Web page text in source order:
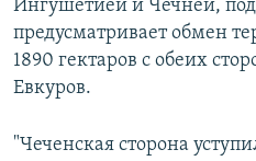
Ингушетией и Чечней,
предусматривает обмен
1890 гектаров с обеих
Евкуров.
"Чеченская сторона